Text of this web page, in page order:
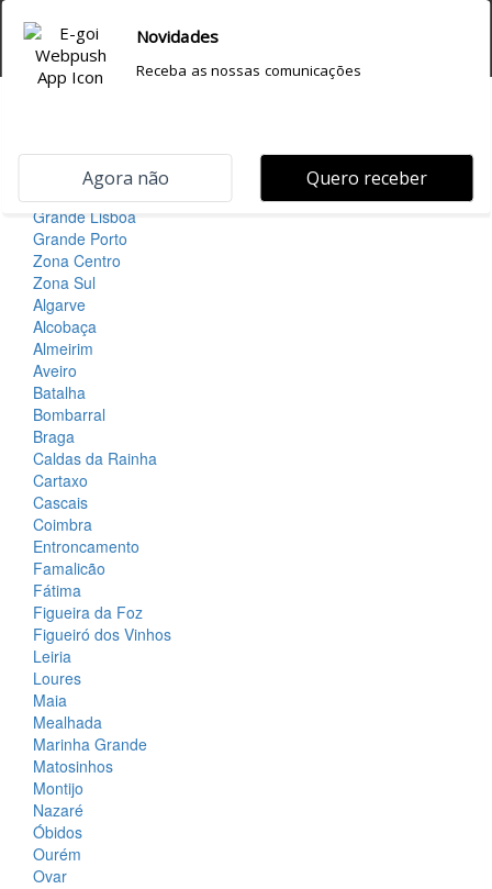
info@csoutdoors.pt
Área Reservada
país
Grande Lisboa
Grande Porto
Zona Centro
Zona Sul
Algarve
Alcobaça
Almeirim
Aveiro
Batalha
Bombarral
Braga
Caldas da Rainha
Cartaxo
Cascais
Coimbra
Entroncamento
Famalicão
Fátima
Figueira da Foz
Figueiró dos Vinhos
Leiria
Loures
Maia
Mealhada
Marinha Grande
Matosinhos
Montijo
Nazaré
Óbidos
Ourém
Ovar